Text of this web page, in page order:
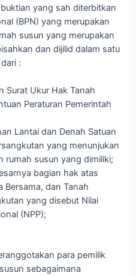
yang sah diterbitkan
(BPN) yang merupakan
susun yang merupakan
dan dijilid dalam satu
:
Surat Ukur Hak Tanah
Peraturan Pemerintah
Lantai dan Denah Satuan
yang menunjukan
rumah susun yang dimiliki;
bagian hak atas
Bersama, dan Tanah
yang disebut Nilai
(NPP);
para pemilik
sebagaimana